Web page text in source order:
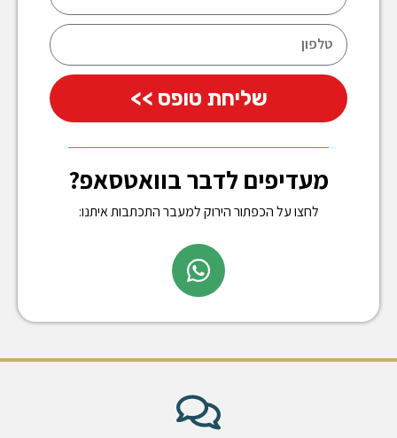
שליחת טופס >>
מעדיפים לדבר בוואטסאפ?
לחצו על הכפתור הירוק למעבר התכתבות איתנו: